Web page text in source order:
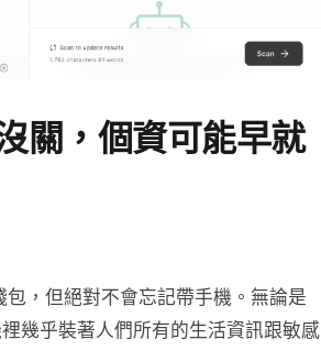
關，個資可能早就
，但絕對不會忘記帶手機。無論是
幾乎裝著人們所有的生活資訊跟敏感